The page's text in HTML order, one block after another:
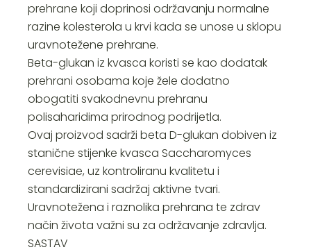
prehrane koji doprinosi održavanju normalne
razine kolesterola u krvi kada se unose u sklopu
uravnotežene prehrane.
Beta-glukan iz kvasca koristi se kao dodatak
prehrani osobama koje žele dodatno
obogatiti svakodnevnu prehranu
polisaharidima prirodnog podrijetla.
Ovaj proizvod sadrži beta D-glukan dobiven iz
stanične stijenke kvasca Saccharomyces
cerevisiae, uz kontroliranu kvalitetu i
standardizirani sadržaj aktivne tvari.
Uravnotežena i raznolika prehrana te zdrav
način života važni su za održavanje zdravlja.
SASTAV